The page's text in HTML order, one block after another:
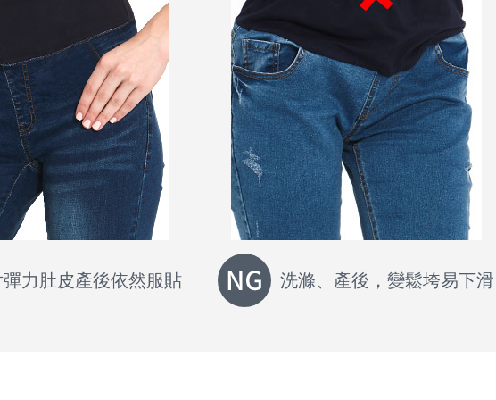
力肚皮產後依然服貼 洗滌、產後，變鬆垮易下滑